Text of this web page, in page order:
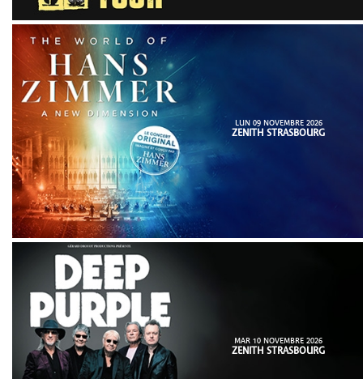
LUN 09 NOVEMBRE 2026
ZENITH STRASBOURG
MAR 10 NOVEMBRE 2026
ZENITH STRASBOURG